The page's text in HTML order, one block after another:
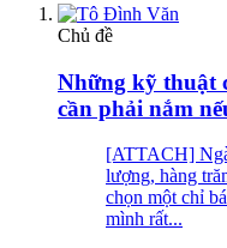
Chủ đề
Những kỹ thuật
cần phải nắm
[ATTACH]
lượng, hàng
chọn một chỉ
mình rất...